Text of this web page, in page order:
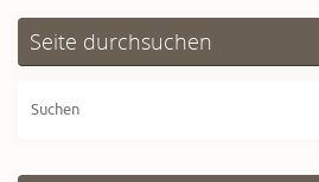
Seite durchsuchen